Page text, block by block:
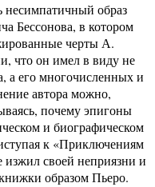
образ
Бессонова, в котором
черты А.
что он имел в виду не
а его многочисленных и
автора можно,
почему эпигоны
и биографическом
к «Приключениям
своей неприязни и
образом Пьеро.